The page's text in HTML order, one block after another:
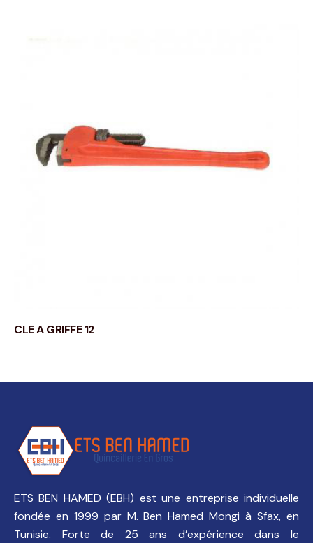
CLE A GRIFFE 12
ETS BEN HAMED (EBH) est une entreprise individuelle
fondée en 1999 par M. Ben Hamed Mongi à Sfax, en
Tunisie. Forte de 25 ans d’expérience dans le